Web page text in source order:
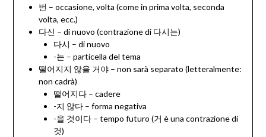
번 – occasione, volta (come in prima volta, seconda
volta, ecc.)
다신 – di nuovo (contrazione di 다시는)
다시 – di nuovo
-는 – particella del tema
떨어지지 않을 거야 – non sarà separato (letteralmente:
non cadrà)
떨어지다 – cadere
-지 않다 – forma negativa
-을 것이다 – tempo futuro (거 è una contrazione di
것)